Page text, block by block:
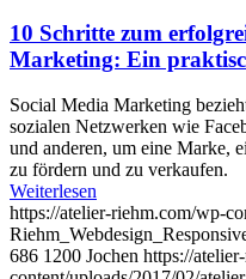
10 Schritte zum
Marketing: Ein
Social Media Marketing
sozialen Netzwerken wie
und anderen, um eine Marke,
zu fördern und zu verkaufen.
Weiterlesen
https://atelier-riehm.com/wp-
686 1200 Jochen https://